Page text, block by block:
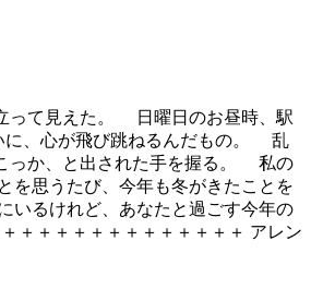
って見えた。 日曜日のお昼時、駅
、心が飛び跳ねるんだもの。 乱
か、と出された手を握る。 私の
思うたび、今年も冬がきたことを
けれど、あなたと過ごす今年の
＋＋＋＋＋＋＋＋＋＋＋＋ アレン